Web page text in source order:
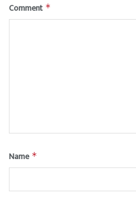
Comment *
Name *